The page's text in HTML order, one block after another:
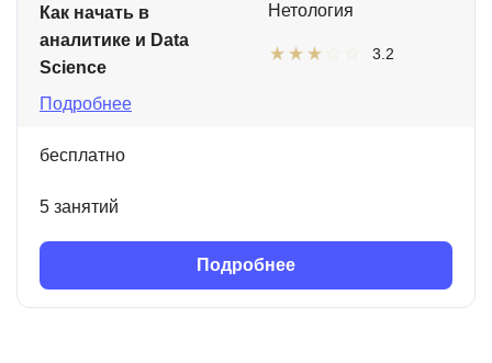
Как начать в
аналитике и Data
Science
Подробнее
Нетология
3.2
бесплатно
5 занятий
Подробнее